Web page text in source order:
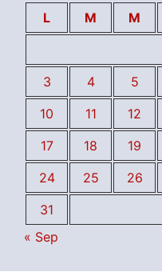
L M M
3
4 5
10
11 12
17
18 19
24
25 26
31
« Sep